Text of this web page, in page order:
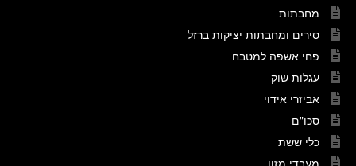
מחבתות
סירים ומחבתות יציקות ברזל
פחי אשפה למטבח
עגלות שוק
אביזרי אידוי
סכו"ם
כלי ששת
מעבדי מזון